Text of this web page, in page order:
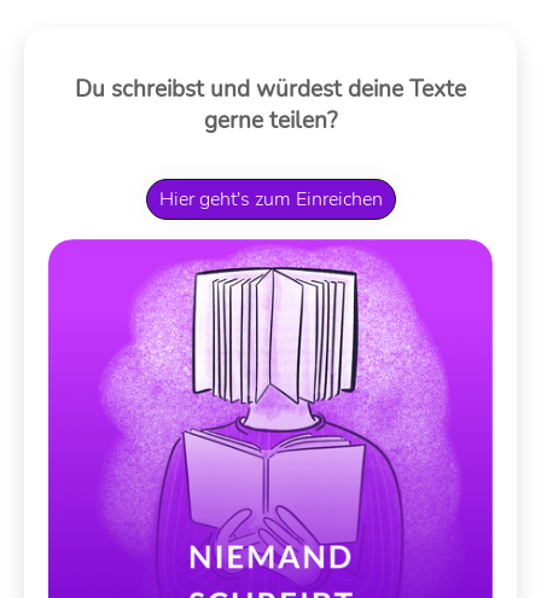
Du schreibst und würdest deine Texte
gerne teilen?
Hier geht's zum Einreichen